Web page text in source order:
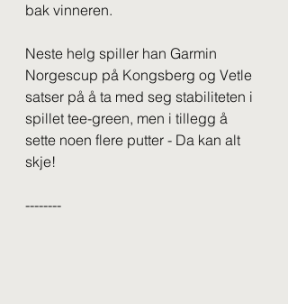
bak vinneren.
Neste helg spiller han Garmin
Norgescup på Kongsberg og Vetle
satser på å ta med seg stabiliteten i
spillet tee-green, men i tillegg å
sette noen flere putter - Da kan alt
skje!
--------